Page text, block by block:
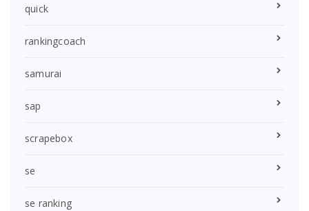
quick
rankingcoach
samurai
sap
scrapebox
se
se ranking